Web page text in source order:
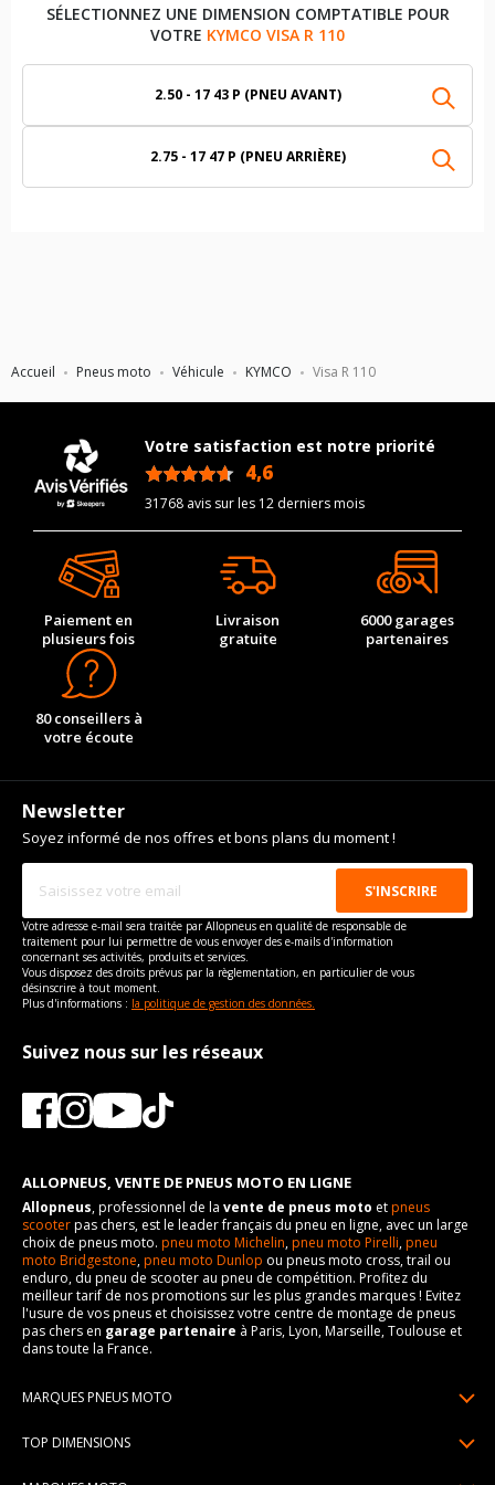
Accueil Pneus moto Véhicule KYMCO Visa R 110
SÉLECTIONNEZ UNE DIMENSION COMPTATIBLE POUR
VOTRE KYMCO VISA R 110
2.50 - 17 43 P (PNEU AVANT)
2.75 - 17 47 P (PNEU ARRIÈRE)
Votre satisfaction est notre priorité
4,6
31768 avis sur les 12 derniers mois
Paiement en
plusieurs fois
Livraison
gratuite
6000 garages
partenaires
80 conseillers à
votre écoute
Newsletter
Soyez informé de nos offres et bons plans du moment !
Votre adresse e-mail sera traitée par Allopneus en qualité de responsable de
traitement pour lui permettre de vous envoyer des e-mails d'information
concernant ses activités, produits et services.
Vous disposez des droits prévus par la règlementation, en particulier de vous
désinscrire à tout moment.
Plus d'informations : la politique de gestion des données.
Suivez nous sur les réseaux
ALLOPNEUS, VENTE DE PNEUS MOTO EN LIGNE
Allopneus, professionnel de la vente de pneus moto etpneus
scooterpas chers, est le leader français du pneu en ligne, avec un large
choix de pneus moto. pneu moto Michelin,pneu moto Pirelli,pneu
moto Bridgestone,pneu moto Dunlop ou pneus moto cross, trail ou
enduro, du pneu de scooter au pneu de compétition. Profitez du
meilleur tarif de nos promotions sur les plus grandes marques ! Evitez
l'usure de vos pneus et choisissez votre centre de montage de pneus
pas chers en garage partenaire à Paris, Lyon, Marseille, Toulouse et
dans toute la France.
MARQUES PNEUS MOTO
TOP DIMENSIONS